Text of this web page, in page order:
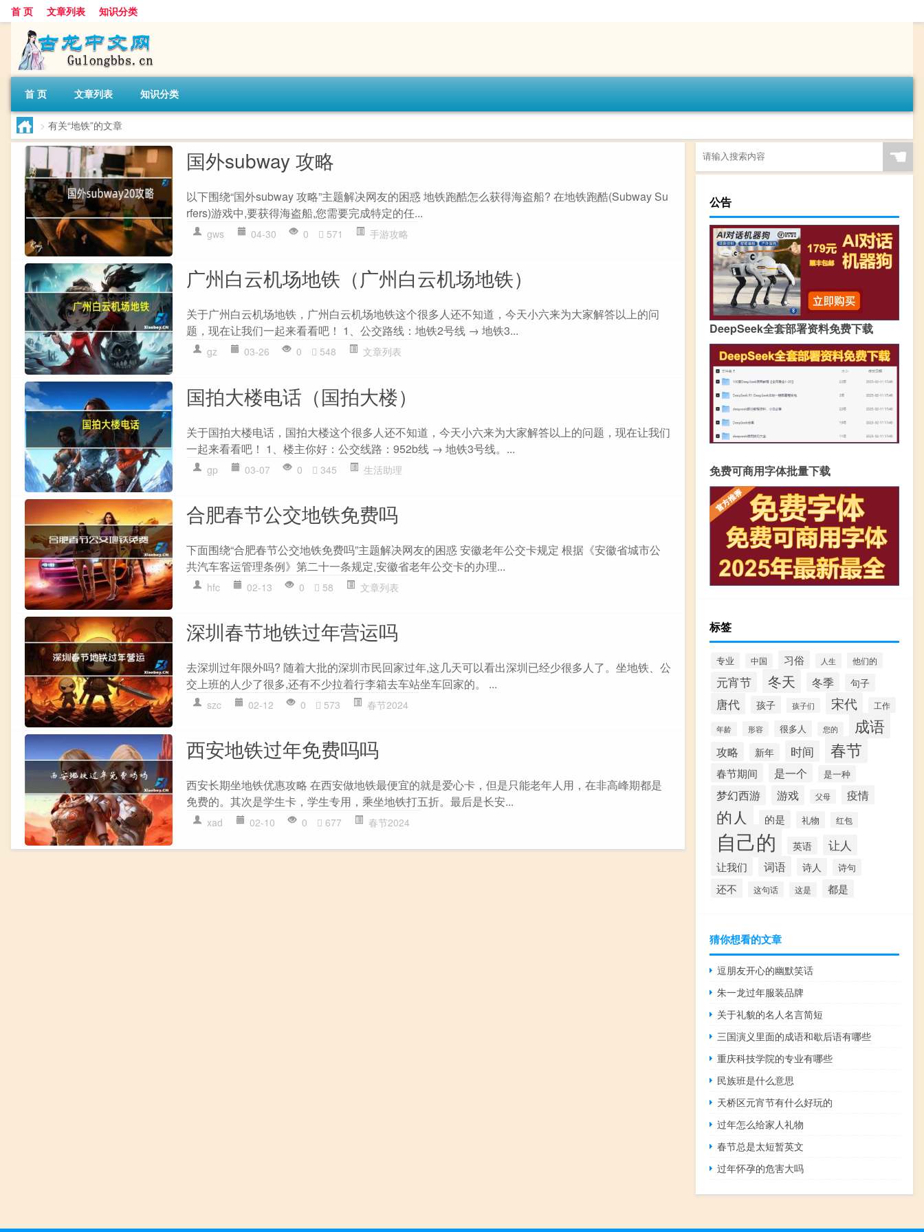
首 页 文章列表 知识分类
首 页 文章列表 知识分类
> 有关“地铁”的文章
国外subway 攻略
以下围绕“国外subway 攻略”主题解决网友的困惑 地铁跑酷怎么获得海盗船? 在地铁跑酷(Subway Su
rfers)游戏中,要获得海盗船,您需要完成特定的任...
gws 04-30 0 571 手游攻略
广州白云机场地铁（广州白云机场地铁）
关于广州白云机场地铁，广州白云机场地铁这个很多人还不知道，今天小六来为大家解答以上的问
题，现在让我们一起来看看吧！ 1、公交路线：地铁2号线 → 地铁3...
gz 03-26 0 548 文章列表
国拍大楼电话（国拍大楼）
关于国拍大楼电话，国拍大楼这个很多人还不知道，今天小六来为大家解答以上的问题，现在让我们
一起来看看吧！ 1、楼主你好：公交线路：952b线 → 地铁3号线。...
gp 03-07 0 345 生活助理
合肥春节公交地铁免费吗
下面围绕“合肥春节公交地铁免费吗”主题解决网友的困惑 安徽老年公交卡规定 根据《安徽省城市公
共汽车客运管理条例》第二十一条规定,安徽省老年公交卡的办理...
hfc 02-13 0 58 文章列表
深圳春节地铁过年营运吗
去深圳过年限外吗? 随着大批的深圳市民回家过年,这几天可以看出深圳已经少很多人了。坐地铁、公
交上班的人少了很多,还有不少拉着行李箱去车站坐车回家的。 ...
szc 02-12 0 573 春节2024
西安地铁过年免费吗吗
西安长期坐地铁优惠攻略 在西安做地铁最便宜的就是爱心卡，但是只能老年人用，在非高峰期都是
免费的。其次是学生卡，学生专用，乘坐地铁打五折。最后是长安...
xad 02-10 0 677 春节2024
☚
公告
DeepSeek全套部署资料免费下载
免费可商用字体批量下载
标签
专业 中国 习俗 人生 他们的
元宵节 冬天 冬季 句子
唐代 孩子 孩子们 宋代 工作
年龄 形容 很多人 您的 成语
攻略 新年 时间 春节
春节期间 是一个 是一种
梦幻西游 游戏 父母 疫情
的人 的是 礼物 红包
自己的 英语 让人
让我们 词语 诗人 诗句
还不 这句话 这是 都是
猜你想看的文章
逗朋友开心的幽默笑话
朱一龙过年服装品牌
关于礼貌的名人名言简短
三国演义里面的成语和歇后语有哪些
重庆科技学院的专业有哪些
民族班是什么意思
天桥区元宵节有什么好玩的
过年怎么给家人礼物
春节总是太短暂英文
过年怀孕的危害大吗